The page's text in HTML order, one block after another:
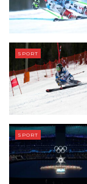
SPORT
SPORT